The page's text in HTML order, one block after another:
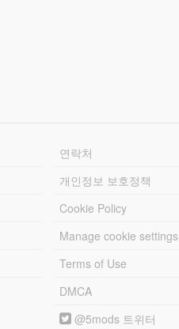
연락처
개인정보 보호정책
Cookie Policy
Manage cookie settings
Terms of Use
DMCA
@5mods 트위터